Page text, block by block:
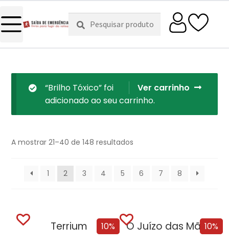
Pesquisar
por:
Pesquisa
Ver carrinho
“Brilho Tóxico” foi
adicionado ao seu carrinho.
A mostrar 21–40 de 148 resultados
1 2 3 4 5 6 7 8
10%
Terrium 10%
O Juízo das Mãos – Volume 2 | O Dragão Serpente + Oferta Fundação